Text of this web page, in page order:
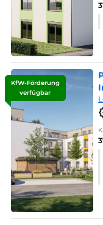
KfW-Förderung
verfügbar